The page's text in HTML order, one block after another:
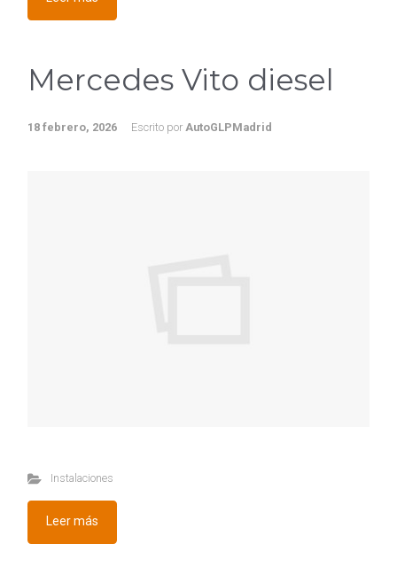
Mercedes Vito diesel
18 febrero, 2026 Escrito por AutoGLPMadrid
Instalaciones
Leer más